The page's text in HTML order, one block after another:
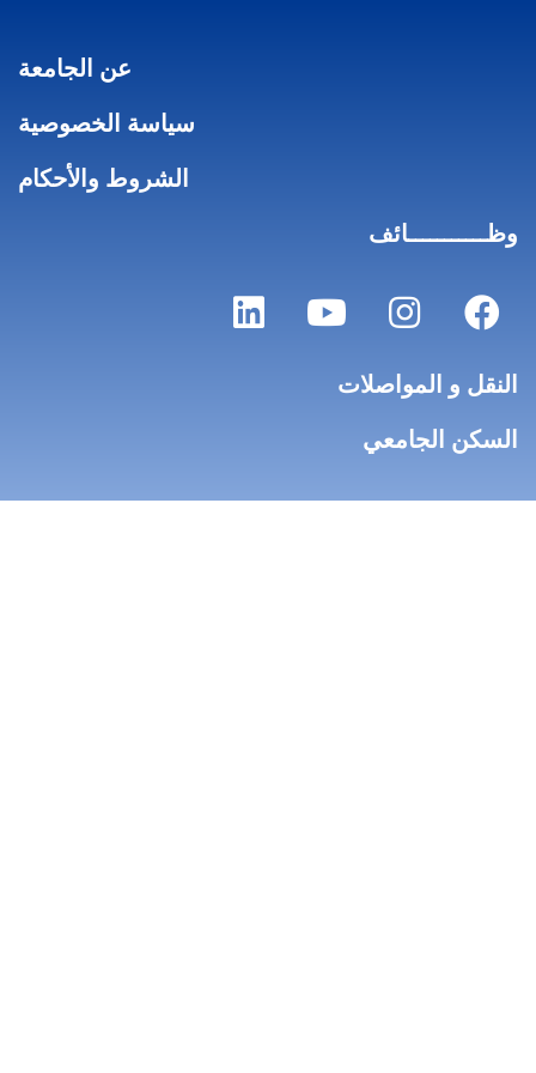
عن الجامعة
سياسة الخصوصية
الشروط والأحكام
وظـــــــــــائف
النقل و المواصلات
السكن الجامعي